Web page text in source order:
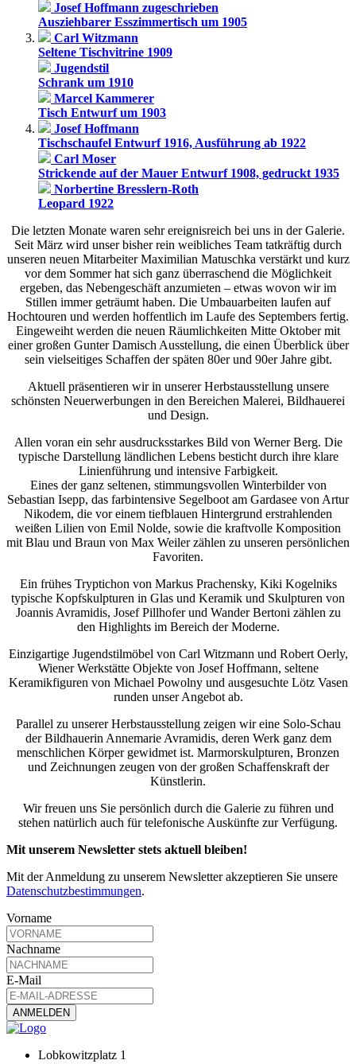
Josef Hoffmann zugeschrieben
Ausziehbarer Esszimmertisch um 1905
Carl Witzmann
Seltene Tischvitrine 1909
Jugendstil
Schrank um 1910
Marcel Kammerer
Tisch Entwurf um 1903
Josef Hoffmann
Tischschaufel Entwurf 1916, Ausführung ab 1922
Carl Moser
Strickende auf der Mauer Entwurf 1908, gedruckt 1935
Norbertine Bresslern-Roth
Leopard 1922
Die letzten Monate waren sehr ereignisreich bei uns in der Galerie.
Seit März wird unser bisher rein weibliches Team tatkräftig durch
unseren neuen Mitarbeiter Maximilian Matuschka verstärkt und kurz
vor dem Sommer hat sich ganz überraschend die Möglichkeit
ergeben, das Nebengeschäft anzumieten – etwas wovon wir im
Stillen immer geträumt haben. Die Umbauarbeiten laufen auf
Hochtouren und werden hoffentlich im Laufe des Septembers fertig.
Eingeweiht werden die neuen Räumlichkeiten Mitte Oktober mit
einer großen Gunter Damisch Ausstellung, die einen Überblick über
sein vielseitiges Schaffen der späten 80er und 90er Jahre gibt.
Aktuell präsentieren wir in unserer Herbstausstellung unsere
schönsten Neuerwerbungen in den Bereichen Malerei, Bildhauerei
und Design.
Allen voran ein sehr ausdrucksstarkes Bild von Werner Berg. Die
typische Darstellung ländlichen Lebens besticht durch ihre klare
Linienführung und intensive Farbigkeit.
Eines der ganz seltenen, stimmungsvollen Winterbilder von
Sebastian Isepp, das farbintensive Segelboot am Gardasee von Artur
Nikodem, die vor einem tiefblauen Hintergrund erstrahlenden
weißen Lilien von Emil Nolde, sowie die kraftvolle Komposition
mit Blau und Braun von Max Weiler zählen zu unseren persönlichen
Favoriten.
Ein frühes Tryptichon von Markus Prachensky, Kiki Kogelniks
typische Kopfskulpturen in Glas und Keramik und Skulpturen von
Joannis Avramidis, Josef Pillhofer und Wander Bertoni zählen zu
den Highlights im Bereich der Moderne.
Einzigartige Jugendstilmöbel von Carl Witzmann und Robert Oerly,
Wiener Werkstätte Objekte von Josef Hoffmann, seltene
Keramikfiguren von Michael Powolny und ausgesuchte Lötz Vasen
runden unser Angebot ab.
Parallel zu unserer Herbstausstellung zeigen wir eine Solo-Schau
der Bildhauerin Annemarie Avramidis, deren Werk ganz dem
menschlichen Körper gewidmet ist. Marmorskulpturen, Bronzen
und Zeichnungen zeugen von der großen Schaffenskraft der
Künstlerin.
Wir freuen uns Sie persönlich durch die Galerie zu führen und
stehen natürlich auch für telefonische Auskünfte zur Verfügung.
Mit unserem Newsletter stets aktuell bleiben!
Mit der Anmeldung zu unserem Newsletter akzeptieren Sie unsere
Datenschutzbestimmungen.
Vorname
Nachname
E-Mail
Lobkowitzplatz 1